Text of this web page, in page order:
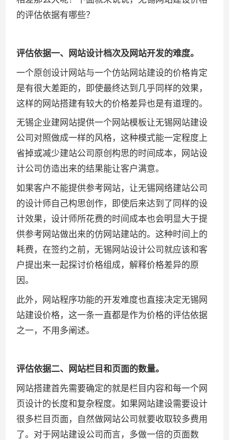
的评估依据有哪些？
评估依据一、网站设计档次及网站开发的难度。
一个原创设计网站与一个仿站网站建设的价格肯定
是有很大差距的，即使最终达到几乎同样的效果，
这样的网站搭建有较大的价格差异也是有道理的。
无锡企业建网站提供一个网站模板让无锡网站建设
公司对照做成一样的风格，这种模式能一定程度上
省掉或减少建站公司原创构思的时间成本，网站设
计公司仿造出来的结果能让客户满意。
如果客户不能提供参考网站，让无锡网络建站公司
的设计师自己构思创作，即使后来达到了同样的设
计效果，设计师所花费的时间成本也会明显大于提
供参考网站做出来的仿网站建站的。这种时间上的
耗费，在签约之前，无锡网站设计公司就应该和客
户提出来一起探讨价格组成，解释价格差异的原
因。
此外，网站程序功能的开发难度也直接决定无锡网
站建设价格，这一条一直都是作为价格的评估依据
之一，不用多阐述。
评估依据二、网站栏目和页面的数量。
网站搭建首先需要确定的就是栏目内容和每一个网
页设计的长度和复杂程度。如果网站建设需要设计
很多栏目页面，自然做网站公司就要收取较多费用
了。对于网站建设公司而言，多做一倍的页面数